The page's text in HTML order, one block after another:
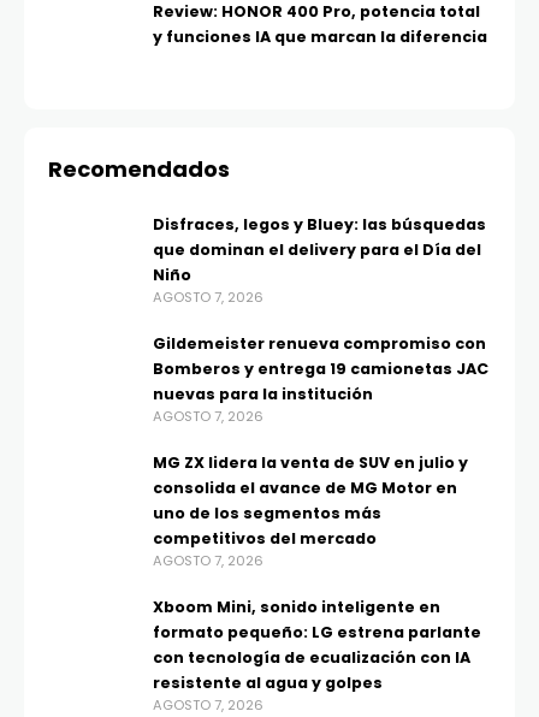
Review: HONOR 400 Pro, potencia total
y funciones IA que marcan la diferencia
Recomendados
Disfraces, legos y Bluey: las búsquedas
que dominan el delivery para el Día del
Niño
AGOSTO 7, 2026
Gildemeister renueva compromiso con
Bomberos y entrega 19 camionetas JAC
nuevas para la institución
AGOSTO 7, 2026
MG ZX lidera la venta de SUV en julio y
consolida el avance de MG Motor en
uno de los segmentos más
competitivos del mercado
AGOSTO 7, 2026
Xboom Mini, sonido inteligente en
formato pequeño: LG estrena parlante
con tecnología de ecualización con IA
resistente al agua y golpes
AGOSTO 7, 2026